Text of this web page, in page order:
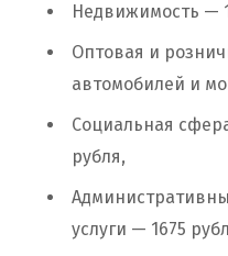
Недвижимость —
Оптовая и
автомобилей и
Социальная
рубля,
услуги — 1675